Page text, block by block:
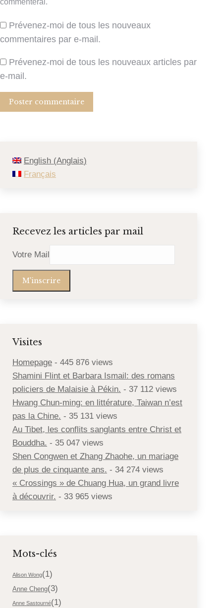
commenterai.
Prévenez-moi de tous les nouveaux
commentaires par e-mail.
Prévenez-moi de tous les nouveaux articles par
e-mail.
Poster commentaire
English (Anglais)
Français
Recevez les articles par mail
Votre Mail
Visites
Homepage - 445 876 views
Shamini Flint et Barbara Ismail: des romans
policiers de Malaisie à Pékin. - 37 112 views
Hwang Chun-ming: en littérature, Taiwan n’est
pas la Chine. - 35 131 views
Au Tibet, les conflits sanglants entre Christ et
Bouddha. - 35 047 views
Shen Congwen et Zhang Zhaohe, un mariage
de plus de cinquante ans. - 34 274 views
« Crossings » de Chuang Hua, un grand livre
à découvrir. - 33 965 views
Mots-clés
Alison Wong(1)
Anne Cheng(3)
Anne Sastourné(1)